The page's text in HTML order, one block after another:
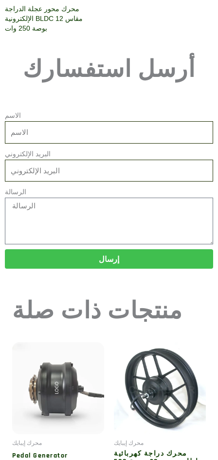
محرك محور عجلة الدراجة
الإلكترونية BLDC مقاس 12
بوصة 250 وات
أرسل استفسارك
الاسم
البريد الإلكتروني
الرسالة
إرسال
منتجات ذات صلة
محرك إيبايك
Pedal Generator
محرك إيبايك
محرك دراجة كهربائية